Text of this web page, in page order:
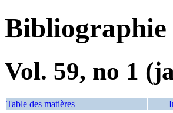
Bibliographie
Vol. 59, no 1
Table des matières